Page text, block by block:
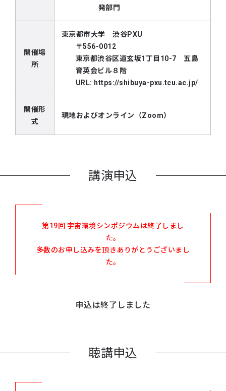
発部門
開催場
所
東京都市大学 渋谷PXU
〒556-0012
東京都渋谷区道玄坂1丁目10-7 五島
育英会ビル８階
URL: https://shibuya-pxu.tcu.ac.jp/
開催形
式
現地およびオンライン（Zoom）
講演申込
第19回 宇宙環境シンポジウムは終了しまし
た。
多数のお申し込みを頂きありがとうございまし
た。
申込は終了しました
聴講申込